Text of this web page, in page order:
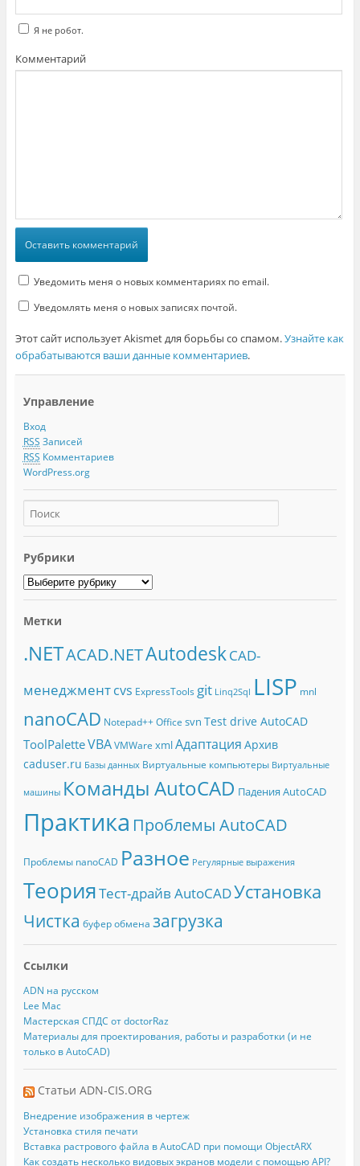
Я не робот.
Комментарий
Уведомить меня о новых комментариях по email.
Уведомлять меня о новых записях почтой.
Этот сайт использует Akismet для борьбы со спамом.Узнайте как
обрабатываются ваши данные комментариев.
Управление
Вход
RSS Записей
RSS Комментариев
WordPress.org
Рубрики
Метки
.NETACAD.NETAutodeskCAD-
менеджмент cvs ExpressTools git Linq2Sql LISP mnl
nanoCAD Notepad++ Office svn Test drive AutoCAD
ToolPaletteVBA VMWare xmlАдаптация Архив
caduser.ru Базы данных Виртуальные компьютеры Виртуальные
машины Команды AutoCAD Падения AutoCAD
Практика Проблемы AutoCAD
Проблемы nanoCAD Разное Регулярные выражения
ТеорияТест-драйв AutoCADУстановка
Чистка буфер обмена загрузка
Ссылки
ADN на русском
Lee Mac
Мастерская СПДС от doctorRaz
Материалы для проектирования, работы и разработки (и не
только в AutoCAD)
Статьи ADN-CIS.ORG
Внедрение изображения в чертеж
Установка стиля печати
Вставка растрового файла в AutoCAD при помощи ObjectARX
Как создать несколько видовых экранов модели с помощью API?